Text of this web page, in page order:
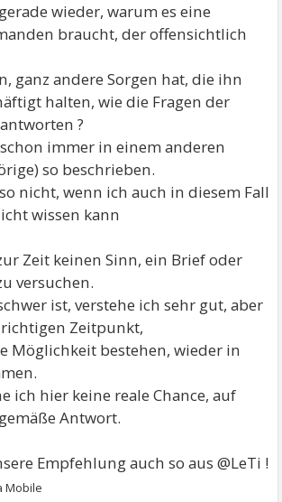
wieder, warum es eine
braucht, der offensichtlich
ganz andere Sorgen hat, die ihn
halten, wie die Fragen der
?
immer in einem anderen
so beschrieben.
nicht, wenn ich auch in diesem Fall
wissen kann
Zeit keinen Sinn, ein Brief oder
versuchen.
ist, verstehe ich sehr gut, aber
Zeitpunkt,
Möglichkeit bestehen, wieder in
ich hier keine reale Chance, auf
Antwort.
Empfehlung auch so aus @LeTi !